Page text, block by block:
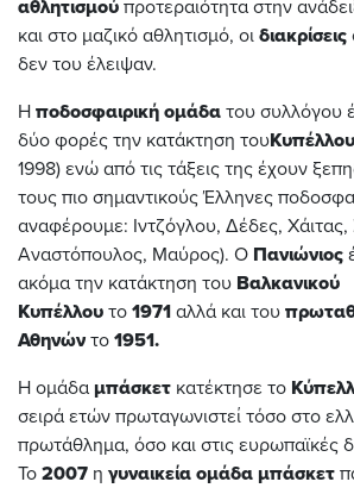
αθλητισμού προτεραιότητα στην
και στο μαζικό αθλητισμό, οι διακρίσεις
δεν του έλειψαν.
Η ποδοσφαιρική ομάδα του συλλόγου
δύο φορές την κατάκτηση του
1998) ενώ από τις τάξεις της έχουν
τους πιο σημαντικούς Έλληνες
αναφέρουμε: Ιντζόγλου, Δέδες,
Αναστόπουλος, Μαύρος). O Πανιώνιος
ακόμα την κατάκτηση του Βαλκανικού
Κυπέλλου το 1971 αλλά και του
Αθηνών το 1951.
Η ομάδα μπάσκετ κατέκτησε το
σειρά ετών πρωταγωνιστεί τόσο στο
πρωτάθλημα, όσο και στις ευρωπαϊκές
Το 2007 η γυναικεία ομάδα μπάσκετ